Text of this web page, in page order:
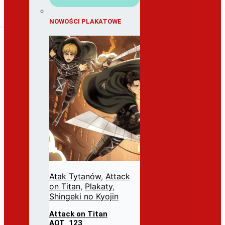
NOWOŚCI PLAKATOWE
Atak Tytanów, Attack
on Titan, Plakaty,
Shingeki no Kyojin
Attack on Titan
AOT_123